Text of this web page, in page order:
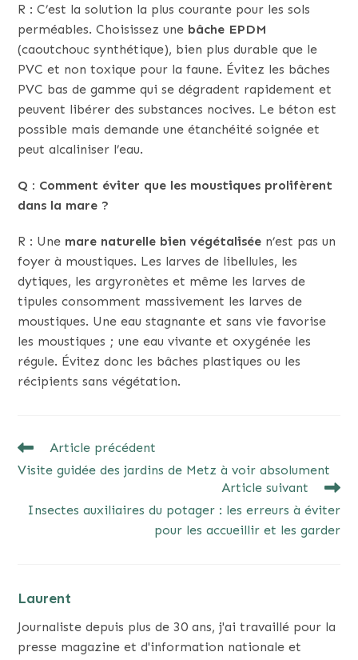
R : C’est la solution la plus courante pour les sols
perméables. Choisissez une bâche EPDM
(caoutchouc synthétique), bien plus durable que le
PVC et non toxique pour la faune. Évitez les bâches
PVC bas de gamme qui se dégradent rapidement et
peuvent libérer des substances nocives. Le béton est
possible mais demande une étanchéité soignée et
peut alcaliniser l’eau.
Q : Comment éviter que les moustiques prolifèrent
dans la mare ?
R : Une mare naturelle bien végétalisée n’est pas un
foyer à moustiques. Les larves de libellules, les
dytiques, les argyronètes et même les larves de
tipules consomment massivement les larves de
moustiques. Une eau stagnante et sans vie favorise
les moustiques ; une eau vivante et oxygénée les
régule. Évitez donc les bâches plastiques ou les
récipients sans végétation.
READ
ARTICLES
Article précédent
Visite guidée des jardins de Metz à voir absolument
Article suivant
Insectes auxiliaires du potager : les erreurs à éviter
pour les accueillir et les garder
Laurent
Journaliste depuis plus de 30 ans, j'ai travaillé pour la
presse magazine et d'information nationale et